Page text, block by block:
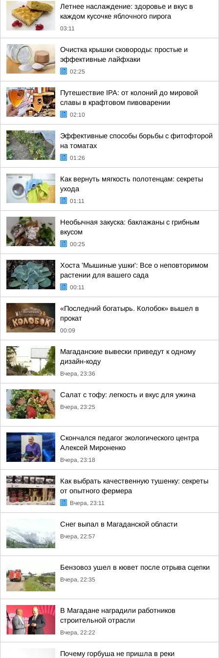
Летнее наслаждение: здоровье и вкус в
каждом кусочке яблочного пирога
03:11
Очистка крышки сковороды: простые и
эффективные лайфхаки
02:25
Путешествие IPA: от колоний до мировой
славы в крафтовом пивоварении
02:10
Эффективные способы борьбы с фитофторой
на томатах
01:26
Как вернуть мягкость полотенцам: секреты
ухода
01:11
Необычная закуска: баклажаны с грибным
вкусом
00:25
Хоста 'Мышиные ушки': Все о неповторимом
растении для вашего сада
00:11
«Последний богатырь. Колобок» вышел в
прокат
00:09
Магаданские вывески приведут к одному
дизайн-коду
Вчера, 23:36
Салат с тофу: легкость и вкус для ужина
Вчера, 23:25
Скончался педагог экологического центра
Алексей Мироненко
Вчера, 23:18
Как выбрать качественную тушенку: секреты
от опытного фермера
Вчера, 23:11
Снег выпал в Магаданской области
Вчера, 22:57
Бензовоз ушел в кювет после отрыва сцепки
Вчера, 22:35
В Магадане наградили работников
строительной отрасли
Вчера, 22:22
Почему горбуша не пришла в реки